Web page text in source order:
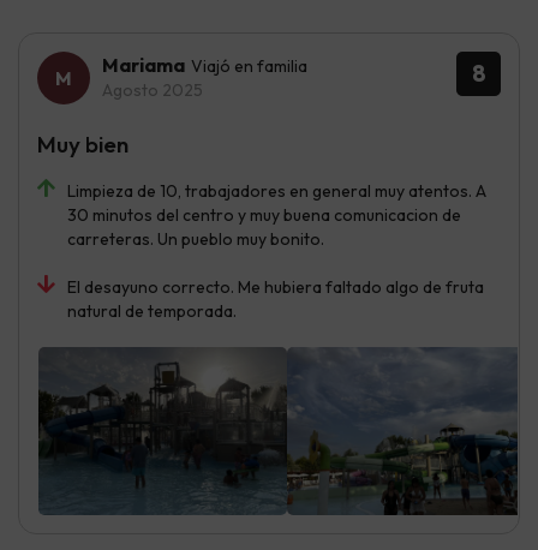
8
Mariama Viajó en familia
Agosto 2025
Limpieza de 10, trabajadores en general muy atentos. A
30 minutos del centro y muy buena comunicacion de
carreteras. Un pueblo muy bonito.
El desayuno correcto. Me hubiera faltado algo de fruta
natural de temporada.
Muy bien